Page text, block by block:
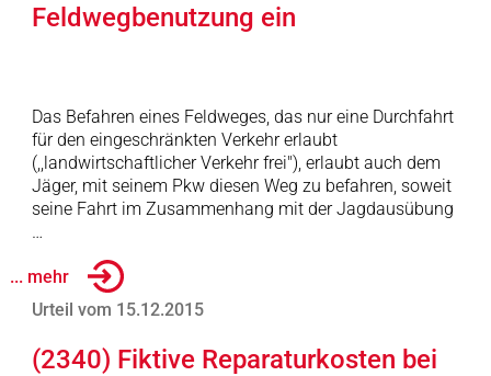
Feldwegbenutzung ein
Das Befahren eines Feldweges, das nur eine Durchfahrt
für den eingeschränkten Verkehr erlaubt
(,,landwirtschaftlicher Verkehr frei"), erlaubt auch dem
Jäger, mit seinem Pkw diesen Weg zu befahren, soweit
seine Fahrt im Zusammenhang mit der Jagdausübung
…
... mehr
Urteil vom 15.12.2015
(2340) Fiktive Reparaturkosten bei